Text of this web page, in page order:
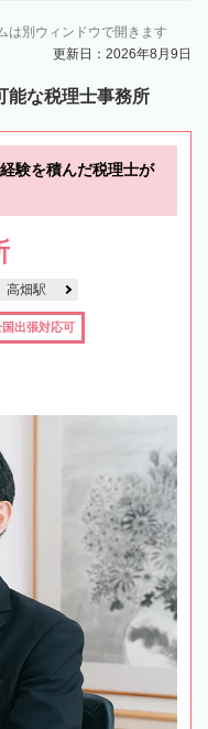
は別ウィンドウで開きます
更新日：2026年8月9日
能な税理士事務所
験を積んだ税理士が
高畑駅
国出張対応可